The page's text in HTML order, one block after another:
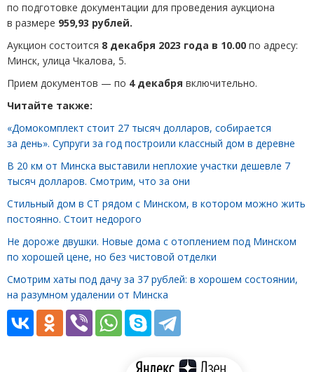
по подготовке документации для проведения аукциона
в размере 959,93 рублей.
Аукцион состоится 8 декабря 2023 года в 10.00 по адресу:
Минск, улица Чкалова, 5.
Прием документов — по 4 декабря включительно.
Читайте также:
«Домокомплект стоит 27 тысяч долларов, собирается
за день». Супруги за год построили классный дом в деревне
В 20 км от Минска выставили неплохие участки дешевле 7
тысяч долларов. Смотрим, что за они
Стильный дом в СТ рядом с Минском, в котором можно жить
постоянно. Стоит недорого
Не дороже двушки. Новые дома с отоплением под Минском
по хорошей цене, но без чистовой отделки
Смотрим хаты под дачу за 37 рублей: в хорошем состоянии,
на разумном удалении от Минска